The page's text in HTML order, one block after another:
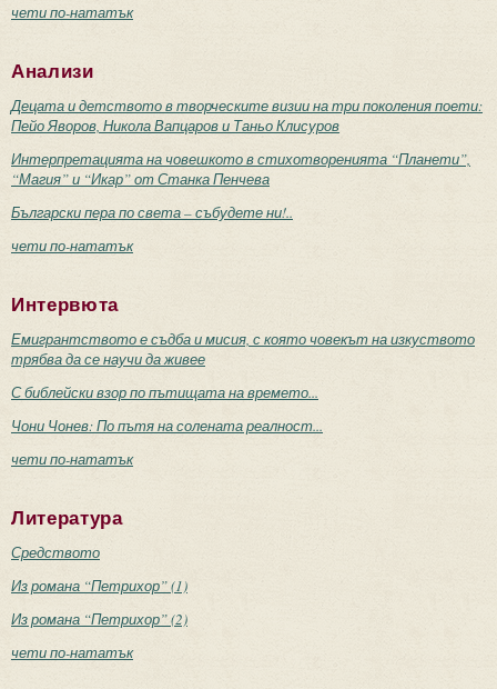
чети по-нататък
Анализи
Децата и детството в творческите визии на три поколения поети:
Пейо Яворов, Никола Вапцаров и Таньо Клисуров
Интерпретацията на човешкото в стихотворенията “Планети”,
“Магия” и “Икар” от Станка Пенчева
Български пера по света – събудете ни!..
чети по-нататък
Интервюта
Емигрантството е съдба и мисия, с която човекът на изкуството
трябва да се научи да живее
С библейски взор по пътищата на времето...
Чони Чонев: По пътя на солената реалност...
чети по-нататък
Литература
Средството
Из романа “Петрихор” (1)
Из романа “Петрихор” (2)
чети по-нататък